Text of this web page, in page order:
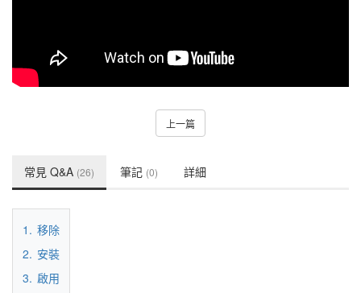
上一篇
常見 Q&A (26) 筆記 (0) 詳細
1. 移除
2. 安裝
3. 啟用